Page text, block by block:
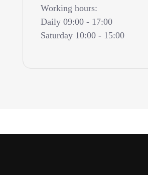
Working hours:
Daily 09:00 - 17:00
Saturday 10:00 - 15:00